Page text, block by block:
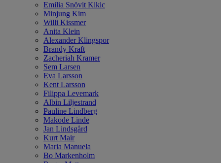
Emilia Snövit Kikic
Minjung Kim
Willi Kissmer
Anita Klein
Alexander Klingspor
Brandy Kraft
Zacheriah Kramer
Sem Larsen
Eva Larsson
Kent Larsson
Filippa Levemark
Albin Liljestrand
Pauline Lindberg
Makode Linde
Jan Lindsgård
Kurt Mair
Maria Manuela
Bo Markenholm